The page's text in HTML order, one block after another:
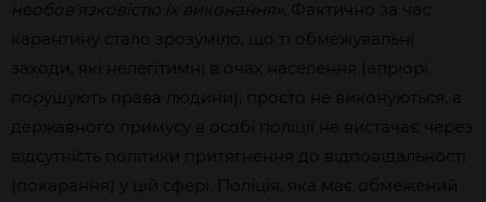
необов’язковістю їх виконання»
. Фактично за час
карантину стало зрозуміло, що ті обмежувальні
заходи, які нелегітимні в очах населення (апріорі
порушують права людини), просто не виконуються, а
державного примусу в особі поліції не вистачає через
відсутність політики притягнення до відповідальності
(покарання) у цій сфері. Поліція, яка має обмежений